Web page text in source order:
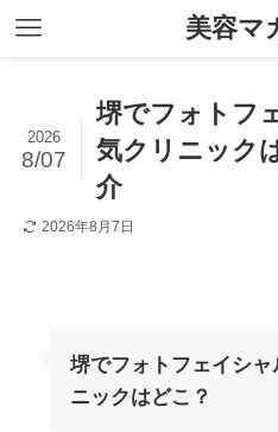
美容マ
堺でフォトフ
気クリニック
介
2026
8/07
2026年8月7日
堺でフォトフェイシ
ニックはどこ？